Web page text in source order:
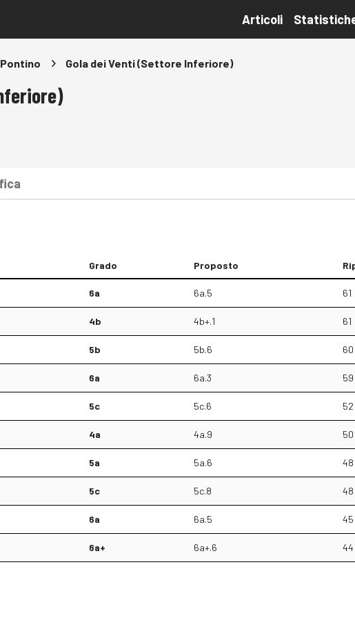
Articoli
Gola dei Venti (Settore Inferiore)
Grado Proposto
6a 6a.5 61
4b 4b+.1 61
5b 5b.6 60
6a 6a.3 59
5c 5c.6 52
4a 4a.9 50
5a 5a.6 48
5c 5c.8 48
6a 6a.5 45
6a+ 6a+.6 44